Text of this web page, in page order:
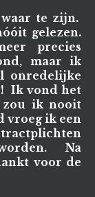
te zijn.
gelezen.
precies
maar ik
onredelijke
Ik vond het
zou ik nooit
vroeg ik een
Na
voor de